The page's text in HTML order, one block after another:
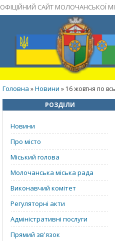
ОФІЦІЙНИЙ САЙТ МОЛОЧАНСЬКОЇ
Головна »Новини » 16 жовтня по
РОЗДІЛИ
Новини
Про місто
Міський голова
Молочанська міська рада
Виконавчий комітет
Регуляторні акти
Адміністративні послуги
Прямий зв'язок